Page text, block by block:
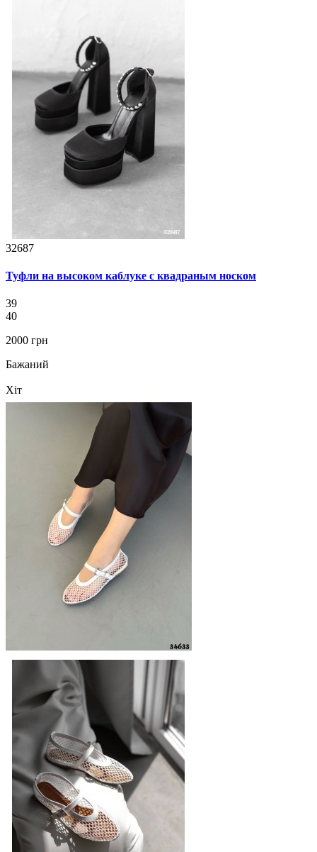
32687
Туфли на высоком каблуке с квадраным носком
39
40
2000 грн
Бажаний
Хіт